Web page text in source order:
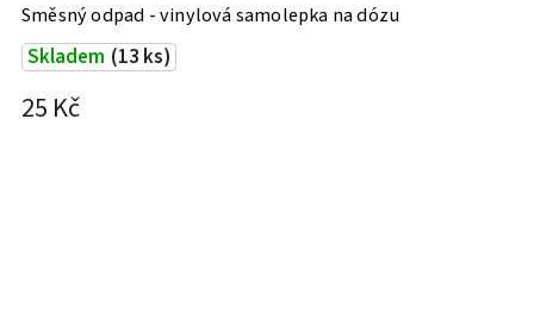
Směsný odpad - vinylová samolepka na dózu
Skladem (13 ks)
25 Kč